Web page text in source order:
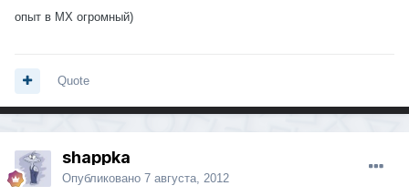
опыт в МХ огромный)
Quote
shappka
Опубликовано 7 августа, 2012